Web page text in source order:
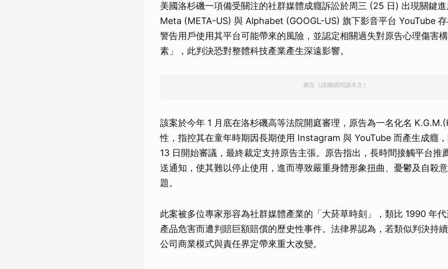
美國洛杉磯一項備受關注的社群媒體成癮訴訟於周三 (25 日) 出現關鍵
Meta (META-US) 與 Alphabet (GOOGL-US) 旗下影音平台 YouTube
警告用戶使用其平台可能帶來的風險，並認定相關過失對原告心理傷害
素」，此判決恐對整體科技產業產生深遠影響。
廣告（請繼續閱讀本文）
該案於今年 1 月底在洛杉磯高等法院開庭審理，原告為一名化名
性，指控其在童年時期因長期使用 Instagram 與 YouTube 而產生成癮
13 日開始審議，最終裁定支持原告主張。原告指出，長時間接觸平台推
送通知，使其難以停止使用，進而導致嚴重身體形象扭曲、憂鬱及自殺
題。
此案被多位專家形容為社群媒體產業的「大菸草時刻」，類比 1990 年
產品危害而遭判賠巨額賠償的歷史性事件。法律界認為，若類似判決持
公司商業模式與責任界定帶來重大改變。